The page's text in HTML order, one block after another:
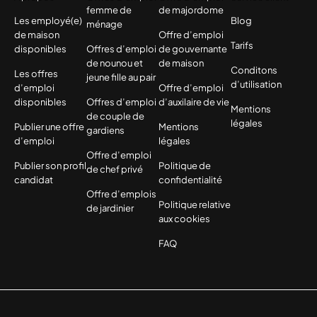
Les employé(e)
de maison
disponibles
Les offres
d’emploi
disponibles
Publier une offre
d’emploi
Publier son profil
candidat
femme de
ménage
Offres d’emploi
de nounou et
jeune fille au pair
Offres d’emploi
de couple de
gardiens
Offre d’emploi
de chef privé
Offre d’emplois
de jardinier
de majordome
Offre d’emploi
de gouvernante
de maison
Offre d’emploi
d’auxilaire de vie
Mentions
légales
Politique de
confidentialité
Politique relative
aux cookies
FAQ
Blog
Tarifs
Conditons
d’utilisation
Mentions
légales